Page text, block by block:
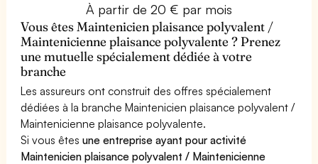
À partir de 20 € par mois
Vous êtes Maintenicien plaisance polyvalent /
Maintenicienne plaisance polyvalente ? Prenez
une mutuelle spécialement dédiée à votre
branche
Les assureurs ont construit des offres spécialement
dédiées à la branche Maintenicien plaisance polyvalent /
Maintenicienne plaisance polyvalente.
Si vous êtesune entreprise ayant pour activité
Maintenicien plaisance polyvalent / Maintenicienne